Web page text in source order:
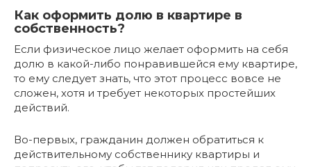
Как оформить долю в квартире в
собственность?
Если физическое лицо желает оформить на себя
долю в какой-либо понравившейся ему квартире,
то ему следует знать, что этот процесс вовсе не
сложен, хотя и требует некоторых простейших
действий.
Во-первых, гражданин должен обратиться к
действительному собственнику квартиры и